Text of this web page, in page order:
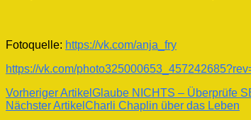
Fotoquelle: https://vk.com/anja_fry
https://vk.com/
Beitragsnavigation
Vorheriger Artikel Glaube NICHTS – Überprüfe
Nächster Artikel Charli Chaplin über das Leben